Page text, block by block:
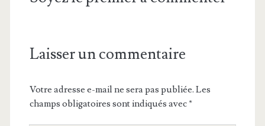
Laisser un commentaire
Votre adresse e-mail ne sera pas publiée. Les
champs obligatoires sont indiqués avec*